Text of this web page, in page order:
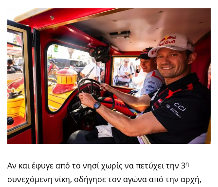
Αν και έφυγε από το νησί χωρίς να πετύχει την 3η
συνεχόμενη νίκη, οδήγησε τον αγώνα από την αρχή,